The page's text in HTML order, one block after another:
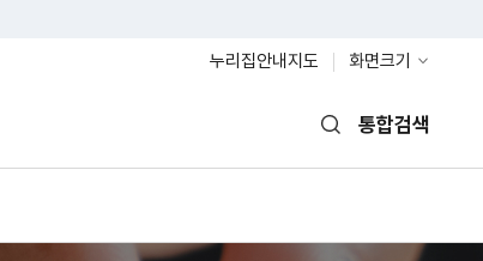
누리집안내지도
화면크기
통합검색